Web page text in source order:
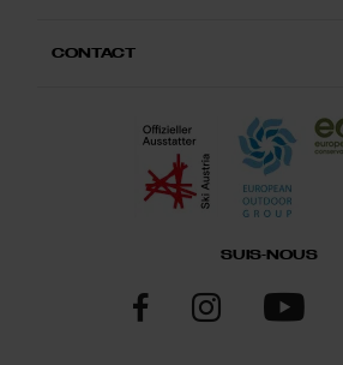
CONTACT
SUIS-NOUS